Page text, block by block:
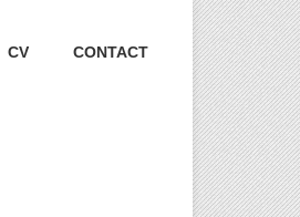
CV CONTACT